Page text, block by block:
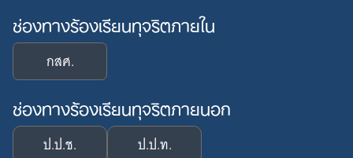
ช่องทางร้องเรียนทุจริตภายใน
กสศ.
ช่องทางร้องเรียนทุจริตภายนอก
ป.ป.ช. ป.ป.ท.